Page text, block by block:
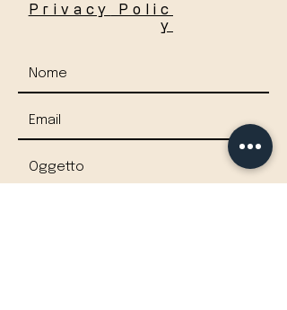
Privacy
Polic
y